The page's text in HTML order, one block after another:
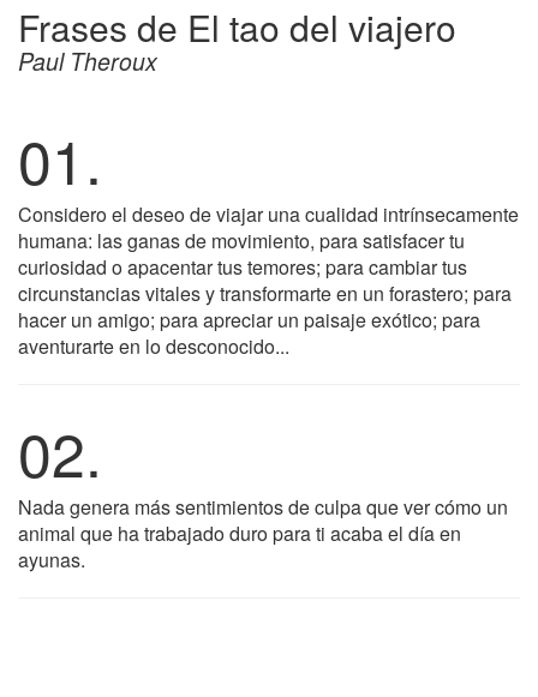
Frases de El tao del viajero
Paul Theroux
01.
Considero el deseo de viajar una cualidad intrínsecamente
humana: las ganas de movimiento, para satisfacer tu
curiosidad o apacentar tus temores; para cambiar tus
circunstancias vitales y transformarte en un forastero; para
hacer un amigo; para apreciar un paisaje exótico; para
aventurarte en lo desconocido...
02.
Nada genera más sentimientos de culpa que ver cómo un
animal que ha trabajado duro para ti acaba el día en
ayunas.